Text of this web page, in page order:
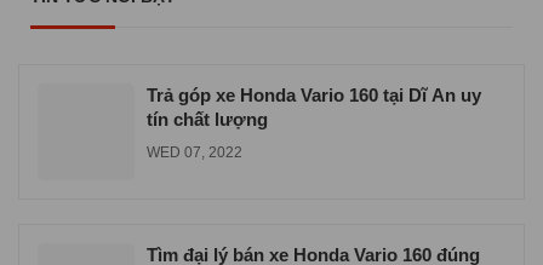
Trả góp xe Honda Vario 160 tại Dĩ An uy
tín chất lượng
WED 07, 2022
Tìm đại lý bán xe Honda Vario 160 đúng